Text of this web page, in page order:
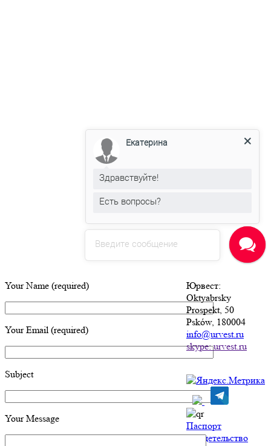
Your Name (required)
Your Email (required)
Subject
Your Message
Юрвест:
Oktyabrsky
Prospekt, 50
Psków, 180004
info@urvest.ru
skype: urvest.ru
Паспорт
Свидетельство
Введите сообщение
Екатерина
Здравствуйте!
Есть вопросы?